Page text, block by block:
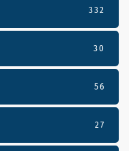
332
30
56
27